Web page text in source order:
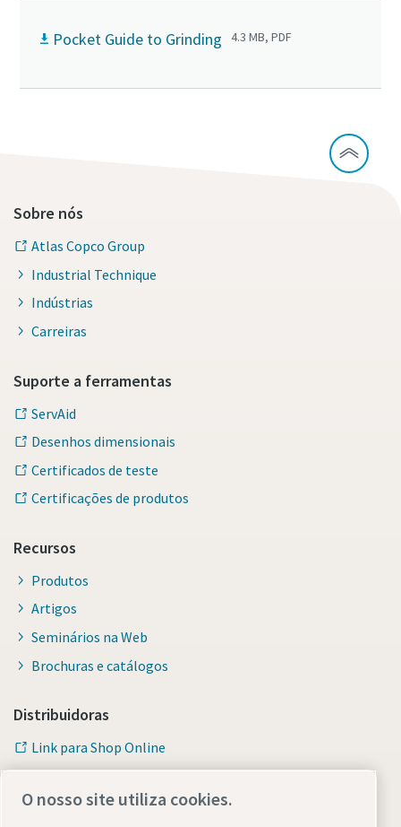
Veja todos os nossos setores
Momentum Talks
Descubra entrevistas inspiradoras e envolventes sobre a
Pocket Guide to Grinding 4.3 MB, PDF
Sobre nós
Atlas Copco Group
Industrial Technique
Indústrias
Carreiras
Suporte a ferramentas
ServAid
Desenhos dimensionais
Certificados de teste
Certificações de produtos
Recursos
Produtos
Artigos
Seminários na Web
Brochuras e catálogos
Distribuidoras
Link para Shop Online
O nosso site utiliza cookies.